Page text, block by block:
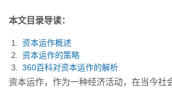
本文目录导读：
资本运作概述
资本运作的策略
360百科对资本运作的解析
资本运作，作为一种经济活动，在当今社